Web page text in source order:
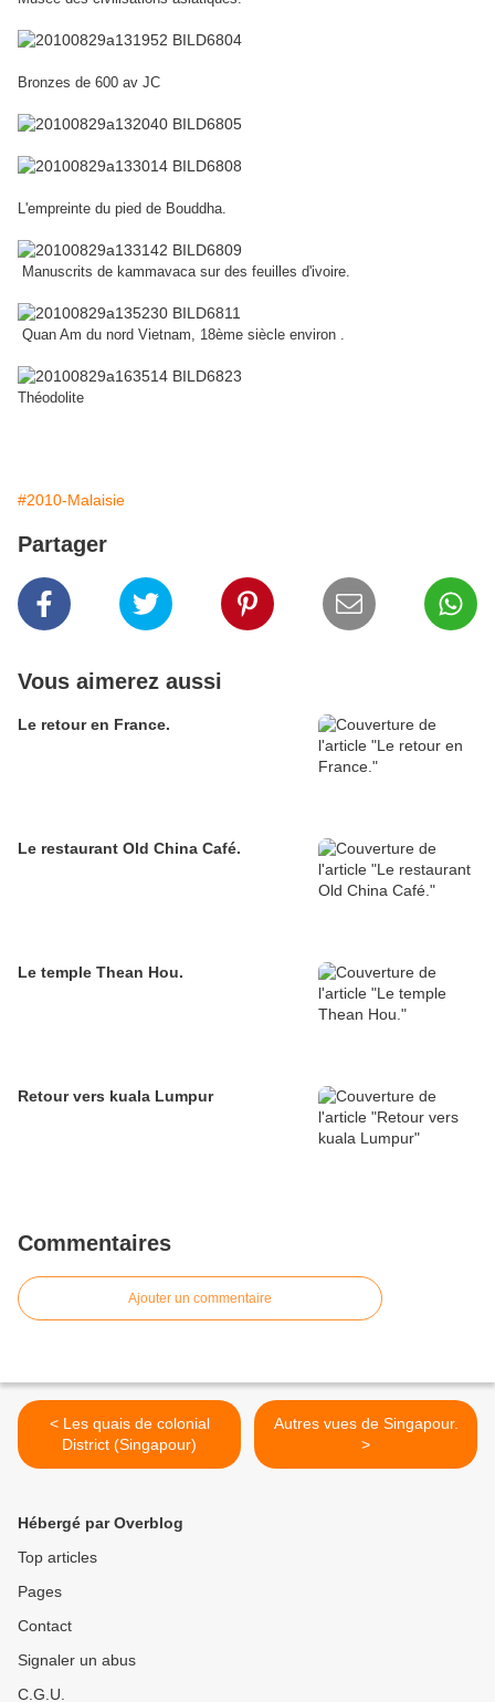
Bronzes de 600 av JC
L'empreinte du pied de Bouddha.
Manuscrits de kammavaca sur des feuilles d'ivoire.
Quan Am du nord Vietnam, 18ème siècle environ .
Théodolite
#2010-Malaisie
Partager
Vous aimerez aussi
Le retour en France.
Le restaurant Old China Café.
Le temple Thean Hou.
Retour vers kuala Lumpur
Commentaires
Ajouter un commentaire
< Les quais de colonial
District (Singapour)
Autres vues de Singapour.
>
Hébergé par Overblog
Top articles
Pages
Contact
Signaler un abus
C.G.U.